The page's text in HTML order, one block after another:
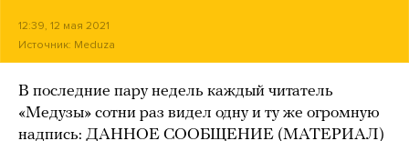
12:39, 12 мая 2021
Источник: Meduza
В последние пару недель каждый читатель
«Медузы» сотни раз видел одну и ту же огромную
надпись: ДАННОЕ СООБЩЕНИЕ (МАТЕРИАЛ)